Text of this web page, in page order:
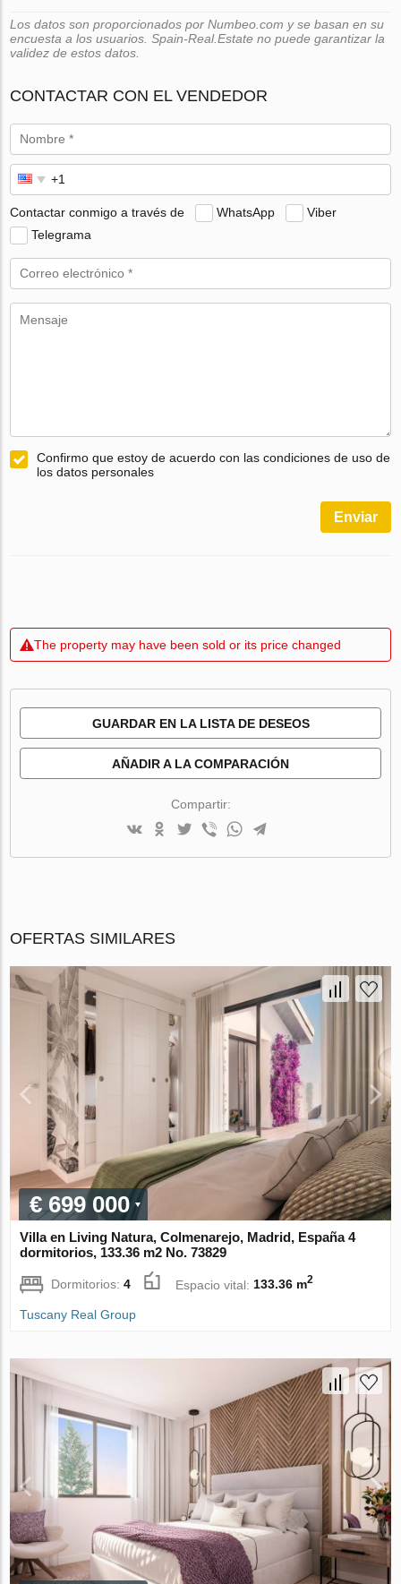
Los datos son proporcionados por Numbeo.com y se basan en su
encuesta a los usuarios. Spain-Real.Estate no puede garantizar la
validez de estos datos.
CONTACTAR CON EL VENDEDOR
Contactar conmigo a través de WhatsApp
Viber
Telegrama
Confirmo que estoy de acuerdo con las condiciones de uso de
los datos personales
Enviar
The property may have been sold or its price changed
GUARDAR EN LA LISTA DE DESEOS
AÑADIR A LA COMPARACIÓN
Compartir:
OFERTAS SIMILARES
€ 699 000
Villa en Living Natura, Colmenarejo, Madrid, España 4
dormitorios, 133.36 m2 No. 73829
Dormitorios:4 Espacio vital:133.36 m2
Tuscany Real Group